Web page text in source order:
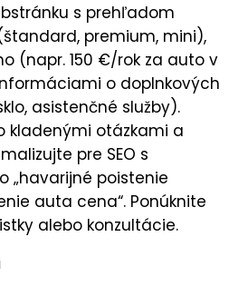
s prehľadom
premium, mini),
(napr. 150 €/rok za auto v
o doplnkových
asistenčné služby).
kladenými otázkami a
pre SEO s
„havarijné poistenie
auta cena“. Ponúknite
alebo konzultácie.